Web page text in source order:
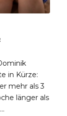
in Kürze:
mehr als 3
länger als